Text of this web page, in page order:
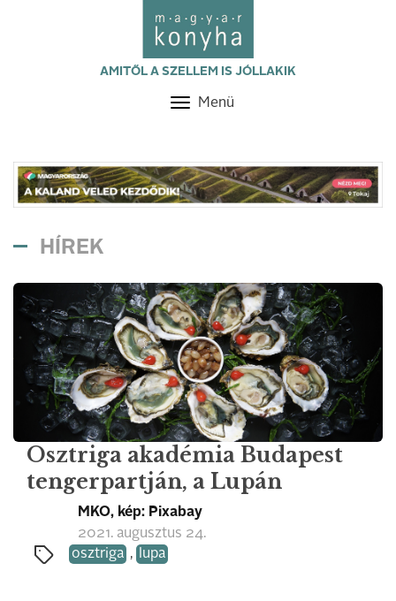
AMITŐL A SZELLEM IS JÓLLAKIK
Toggle
Menü
HÍREK
Osztriga akadémia Budapest
tengerpartján, a Lupán
MKO, kép: Pixabay
2021. augusztus 24.
osztriga , lupa